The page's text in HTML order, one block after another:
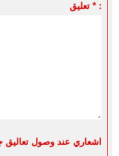
تعليق * :
اشعاري عند وصول تعاليق